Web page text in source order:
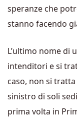
speranze che
stanno facendo
L’ultimo nome di
intenditori e si
caso, non si
sinistro di soli
prima volta in